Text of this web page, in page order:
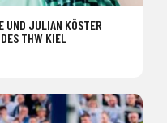
UND JULIAN KÖSTER
THW KIEL